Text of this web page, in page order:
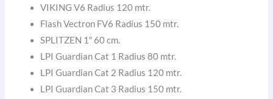
VIKING V6 Radius 120 mtr.
Flash Vectron FV6 Radius 150 mtr.
SPLITZEN 1″ 60 cm.
LPI Guardian Cat 1 Radius 80 mtr.
LPI Guardian Cat 2 Radius 120 mtr.
LPI Guardian Cat 3 Radius 150 mtr.